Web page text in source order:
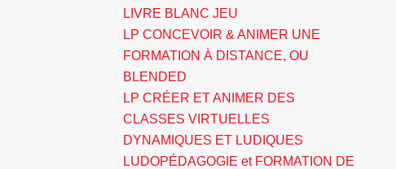
LIVRE BLANC JEU
LP CONCEVOIR & ANIMER UNE
FORMATION À DISTANCE, OU
BLENDED
LP CRÉER ET ANIMER DES
CLASSES VIRTUELLES
DYNAMIQUES ET LUDIQUES
LUDOPÉDAGOGIE et FORMATION DE